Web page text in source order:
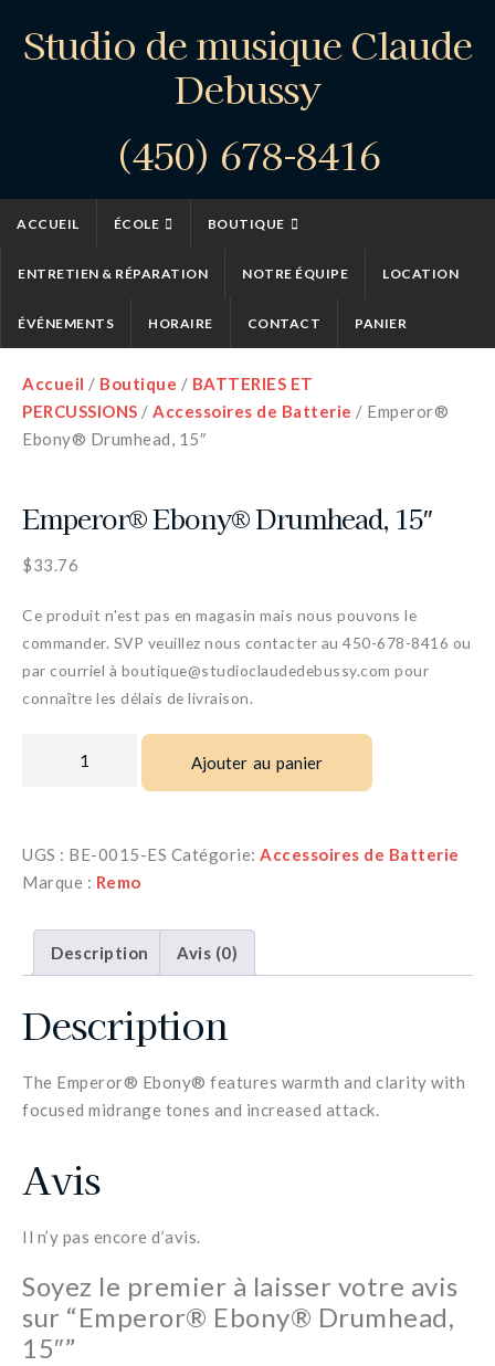
Studio de musique Claude
Debussy
(450) 678-8416
ACCUEIL ÉCOLE BOUTIQUE
ENTRETIEN & RÉPARATION NOTRE ÉQUIPE LOCATION
ÉVÉNEMENTS HORAIRE CONTACT PANIER
Accueil / Boutique / BATTERIES ET
PERCUSSIONS / Accessoires de Batterie / Emperor®
Ebony® Drumhead, 15″
Emperor® Ebony® Drumhead, 15″
$33.76
Ce produit n'est pas en magasin mais nous pouvons le
commander. SVP veuillez nous contacter au 450-678-8416 ou
par courriel à boutique@studioclaudedebussy.com pour
connaître les délais de livraison.
Ajouter au panier
UGS : BE-0015-ES Catégorie: Accessoires de Batterie
Marque : Remo
Description Avis (0)
Description
The Emperor® Ebony® features warmth and clarity with
focused midrange tones and increased attack.
Avis
Il n’y pas encore d’avis.
Soyez le premier à laisser votre avis
sur “Emperor® Ebony® Drumhead,
15″”